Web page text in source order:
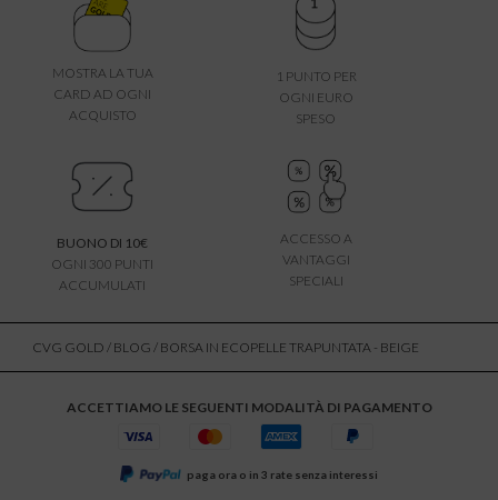
MOSTRA LA TUA
CARD AD OGNI
ACQUISTO
1 PUNTO PER
OGNI EURO
SPESO
BUONO DI 10€
OGNI 300 PUNTI
ACCUMULATI
ACCESSO A
VANTAGGI
SPECIALI
CVG GOLD / BLOG / BORSA IN ECOPELLE TRAPUNTATA - BEIGE
ACCETTIAMO LE SEGUENTI MODALITÀ DI PAGAMENTO
paga ora o in 3 rate senza interessi